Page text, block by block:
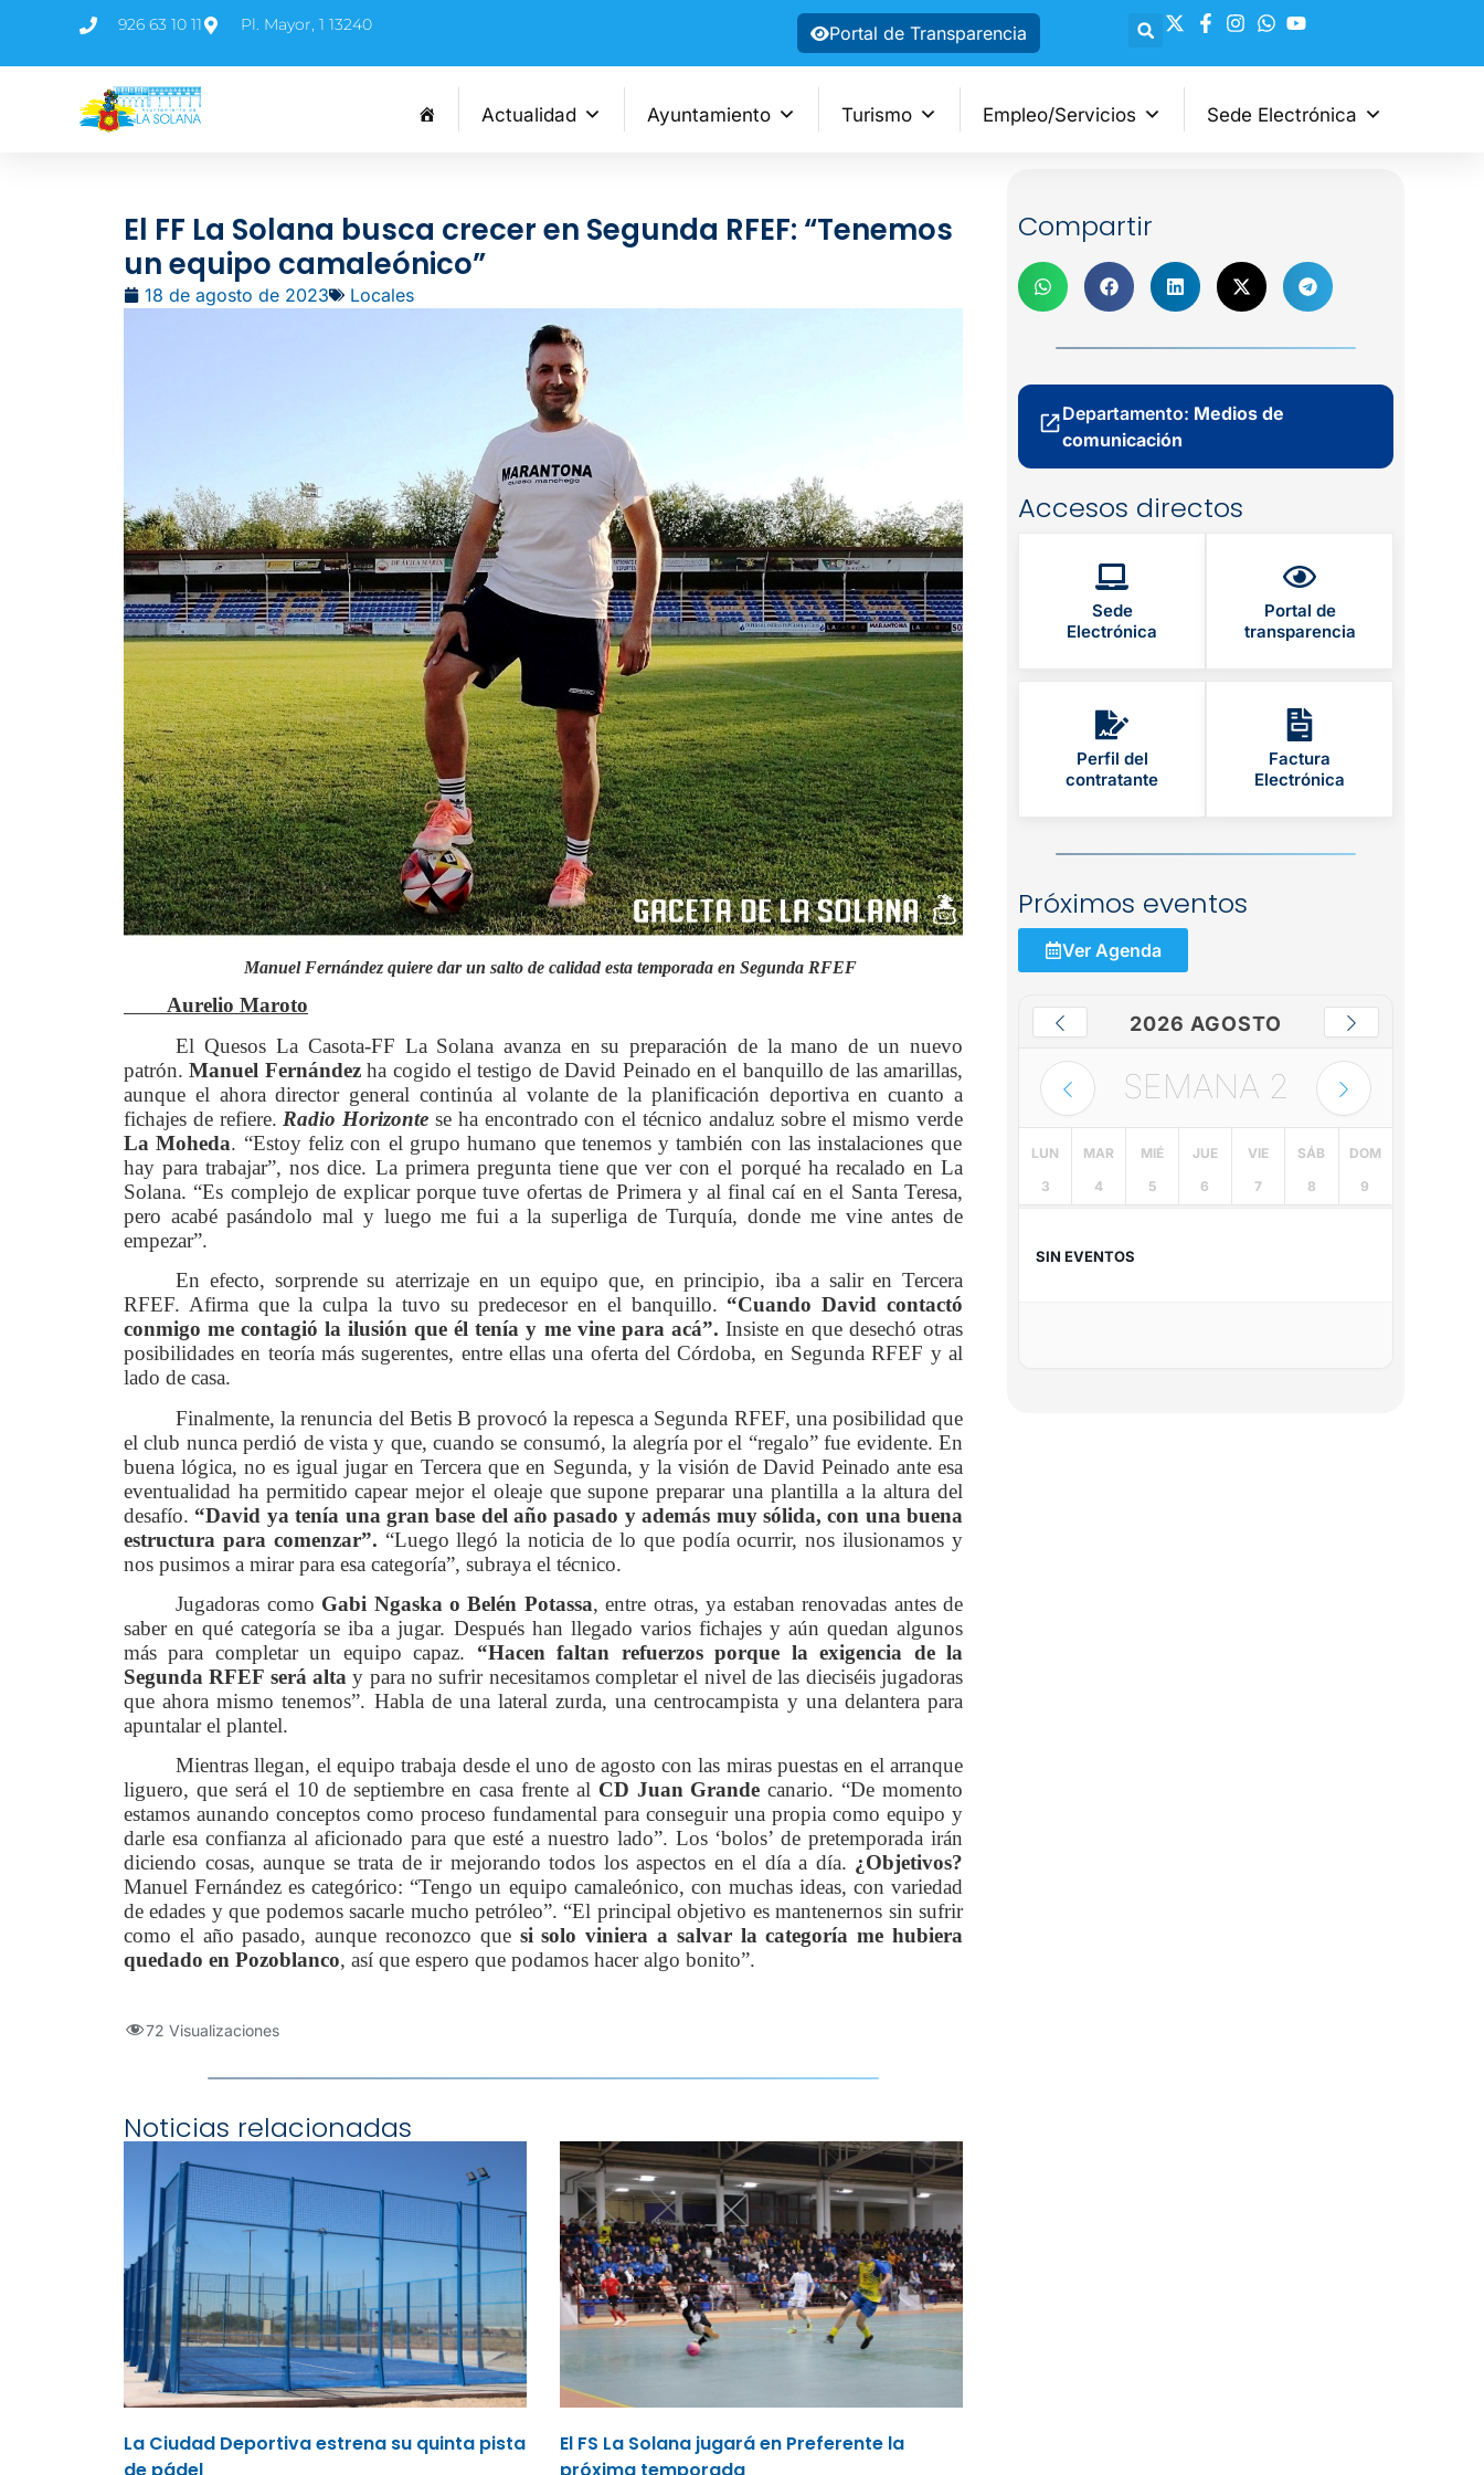
926 63 10 11 Pl. Mayor, 1 13240 Portal de Transparencia
Actualidad Ayuntamiento Turismo Empleo/Servicios Sede Electrónica
El FF La Solana busca crecer en Segunda RFEF: “Tenemos
un equipo camaleónico”
18 de agosto de 2023 Locales
Manuel Fernández quiere dar un salto de calidad esta temporada en Segunda RFEF
Aurelio Maroto
El Quesos La Casota-FF La Solana avanza en su preparación de la mano de un nuevo
patrón.Manuel Fernándezha cogido el testigo de David Peinado en el banquillo de las amarillas,
aunque el ahora director general continúa al volante de la planificación deportiva en cuanto a
fichajes de refiere. Radio Horizonte se ha encontrado con el técnico andaluz sobre el mismo verde
La Moheda. “Estoy feliz con el grupo humano que tenemos y también con las instalaciones que
hay para trabajar”, nos dice. La primera pregunta tiene que ver con el porqué ha recalado en La
Solana. “Es complejo de explicar porque tuve ofertas de Primera y al final caí en el Santa Teresa,
pero acabé pasándolo mal y luego me fui a la superliga de Turquía, donde me vine antes de
empezar”.
En efecto, sorprende su aterrizaje en un equipo que, en principio, iba a salir en Tercera
RFEF. Afirma que la culpa la tuvo su predecesor en el banquillo. “Cuando David contactó
conmigo me contagió la ilusión que él tenía y me vine para acá”. Insiste en que desechó otras
posibilidades en teoría más sugerentes, entre ellas una oferta del Córdoba, en Segunda RFEF y al
lado de casa.
Finalmente, la renuncia del Betis B provocó la repesca a Segunda RFEF, una posibilidad que
el club nunca perdió de vista y que, cuando se consumó, la alegría por el “regalo” fue evidente. En
buena lógica, no es igual jugar en Tercera que en Segunda, y la visión de David Peinado ante esa
eventualidad ha permitido capear mejor el oleaje que supone preparar una plantilla a la altura del
desafío. “David ya tenía una gran base del año pasado y además muy sólida, con una buena
estructura para comenzar”. “Luego llegó la noticia de lo que podía ocurrir, nos ilusionamos y
nos pusimos a mirar para esa categoría”, subraya el técnico.
Jugadoras como Gabi Ngaska o Belén Potassa, entre otras, ya estaban renovadas antes de
saber en qué categoría se iba a jugar. Después han llegado varios fichajes y aún quedan algunos
más para completar un equipo capaz. “Hacen faltan refuerzos porque la exigencia de la
Segunda RFEF será alta y para no sufrir necesitamos completar el nivel de las dieciséis jugadoras
que ahora mismo tenemos”. Habla de una lateral zurda, una centrocampista y una delantera para
apuntalar el plantel.
Mientras llegan, el equipo trabaja desde el uno de agosto con las miras puestas en el arranque
liguero, que será el 10 de septiembre en casa frente al CD Juan Grande canario. “De momento
estamos aunando conceptos como proceso fundamental para conseguir una propia como equipo y
darle esa confianza al aficionado para que esté a nuestro lado”. Los ‘bolos’ de pretemporada irán
diciendo cosas, aunque se trata de ir mejorando todos los aspectos en el día a día. ¿Objetivos?
Manuel Fernández es categórico: “Tengo un equipo camaleónico, con muchas ideas, con variedad
de edades y que podemos sacarle mucho petróleo”. “El principal objetivo es mantenernos sin sufrir
como el año pasado, aunque reconozco que si solo viniera a salvar la categoría me hubiera
quedado en Pozoblanco, así que espero que podamos hacer algo bonito”.
72 Visualizaciones
Noticias relacionadas
La Ciudad Deportiva estrena su quinta pista
de pádel
El FS La Solana jugará en Preferente la
próxima temporada
Compartir
Departamento: Medios de
comunicación
Accesos directos
Sede
Electrónica
Portal de
transparencia
Perfil del
contratante
Factura
Electrónica
Próximos eventos
Ver Agenda
2026 AGOSTO
SEMANA 2
LUN
3
MAR
4
MIÉ
5
JUE
6
VIE
7
SÁB
8
DOM
9
SIN EVENTOS